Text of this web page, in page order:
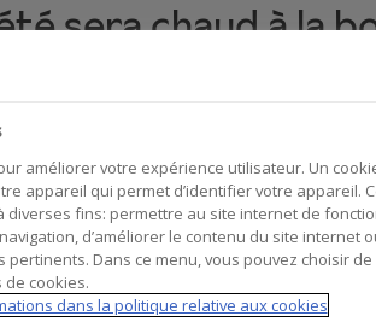
sera chaud à la
? Pas pour les
ils ont droit à un cocktail un
une terrasse… Mais
améliorer votre expérience utilisateur. Un
appareil qui permet d’identifier votre appareil.
diverses fins: permettre au site internet de
d’améliorer le contenu du site internet
Dans ce menu, vous pouvez choisir de
cookies.
dans la politique relative aux cookies